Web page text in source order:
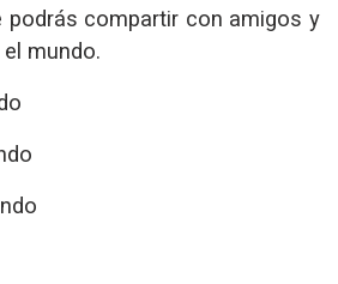
podrás compartir con amigos y
mundo.